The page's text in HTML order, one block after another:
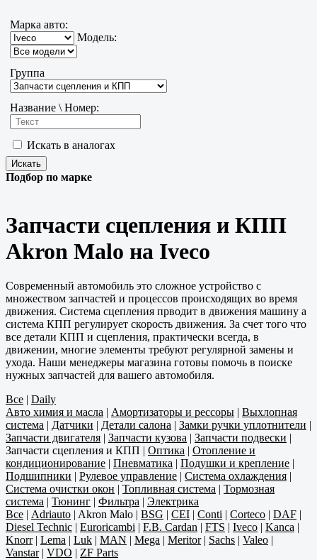
Марка авто:
Модель:
Группа
Название \ Номер:
Искать в аналогах
Подбор по марке
Запчасти сцепления и КПП
Akron Malo на Iveco
Современный автомобиль это сложное устройство с
множеством запчастей и процессов происходящих во время
движения. Система сцепления прводит в движения машину а
система КПП регулирует скорость движения. За счет того что
все детали КПП и сцепления, практически всегда, в
движении, многие элементы требуют регулярной замены и
ухода. Наши менеджеры магазина готовы помочь в поиске
нужных запчастей для вашего автомобиля.
Все | Daily
Авто химия и масла | Амортизаторы и рессоры | Выхлопная
система | Датчики | Детали салона | Замки ручки уплотнители |
Запчасти двигателя | Запчасти кузова | Запчасти подвески |
Запчасти сцепления и КПП | Оптика | Отопление и
кондиционирование | Пневматика | Подушки и крепление |
Подшипники | Рулевое управление | Система охлаждения |
Система очистки окон | Топливная система | Тормозная
система | Тюнинг | Фильтра | Электрика
Все | Adriauto | Akron Malo | BSG | CEI | Conti | Corteco | DAF |
Diesel Technic | Euroricambi | F.B. Cardan | FTS | Iveco | Kanca |
Knorr| Lema | Luk | MAN | Mega | Meritor| Sachs | Valeo |
Vanstar| VDO | ZF Parts